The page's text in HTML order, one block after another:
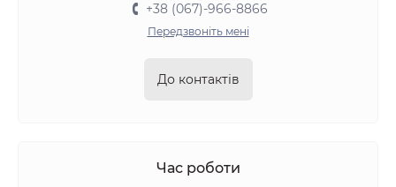
+38 (067)-966-8866
Передзвоніть мені
До контактів
Час роботи